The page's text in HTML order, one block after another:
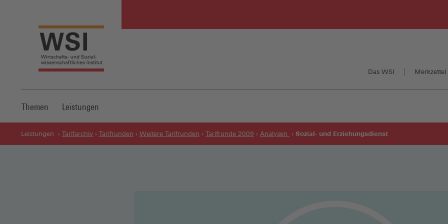
Das WSI Merkzettel
Themen Leistungen
Leistungen Tarifarchiv Tarifrunden Weitere Tarifrunden Tarifrunde 2009 Analysen Sozial- und Erziehungsdienst